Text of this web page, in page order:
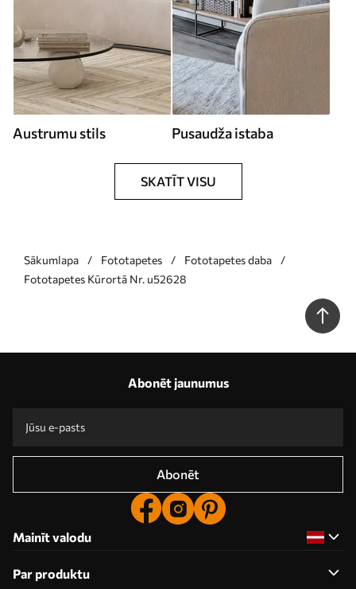
Austrumu stils Pusaudža istaba
SKATĪT VISU
Sākumlapa Fototapetes
Fototapetes daba
Fototapetes Kūrortā Nr. u52628
Abonēt jaunumus
Abonēt
Mainīt valodu
Par produktu